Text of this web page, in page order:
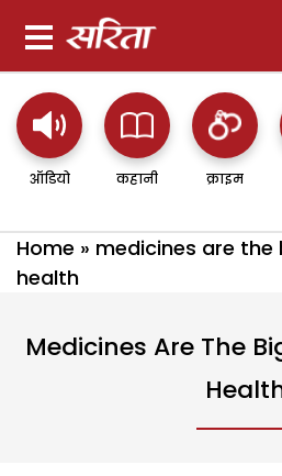
ऑडियो कहानी क्राइम
Home » medicines are
health
Medicines Are The